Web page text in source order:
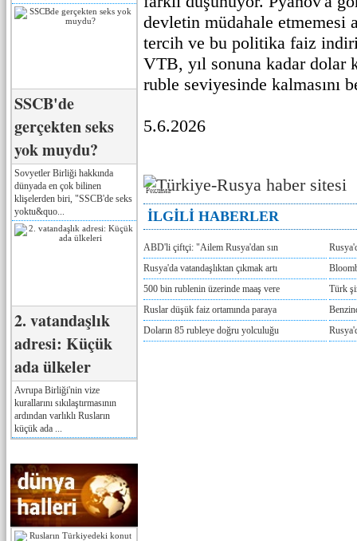
SSCB'de
gerçekten seks
yok muydu?
Sovyetler Birliği hakkında
dünyada en çok bilinen
klişelerden biri, "SSCB'de seks
yoktu&quo...
2. vatandaşlık
adresi: Küçük
ada ülkeler
Avrupa Birliği'nin vize
kurallarını sıkılaştırmasının
ardından varlıklı Rusların
küçük ada ...
devletin müdahale etmemesi
tercih ve bu politika faiz
VTB, yıl sonuna kadar dolar
ruble seviyesinde kalmasını
5.6.2026
Реклама
İLGİLİ HABERLER
ABD'li çiftçi: "Ailem Rusya'dan sın
Rusya'da vatandaşlıktan çıkmak artı
500 bin rublenin üzerinde maaş vere
Türk
Ruslar düşük faiz ortamında paraya
Doların 85 rubleye doğru yolculuğu